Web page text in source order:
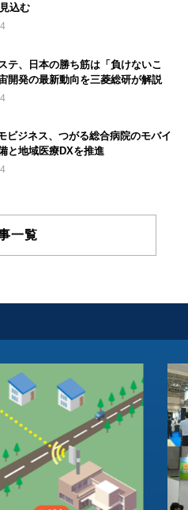
込む
テ、日本の勝ち筋は「負けないこ
開発の最新動向を三菱総研が解説
ビジネス、つがる総合病院のモバイ
と地域医療DXを推進
一覧